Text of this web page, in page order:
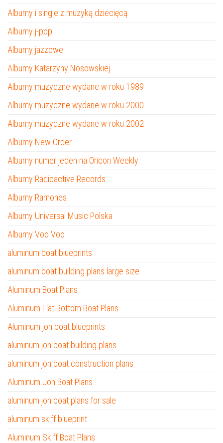
Albumy i single z muzyką dziecięcą
Albumy j-pop
Albumy jazzowe
Albumy Katarzyny Nosowskiej
Albumy muzyczne wydane w roku 1989
Albumy muzyczne wydane w roku 2000
Albumy muzyczne wydane w roku 2002
Albumy New Order
Albumy numer jeden na Oricon Weekly
Albumy Radioactive Records
Albumy Ramones
Albumy Universal Music Polska
Albumy Voo Voo
aluminum boat blueprints
aluminum boat building plans large size
Aluminum Boat Plans
Aluminum Flat Bottom Boat Plans
Aluminum jon boat blueprints
aluminum jon boat building plans
aluminum jon boat construction plans
Aluminum Jon Boat Plans
aluminum jon boat plans for sale
aluminum skiff blueprint
Aluminum Skiff Boat Plans